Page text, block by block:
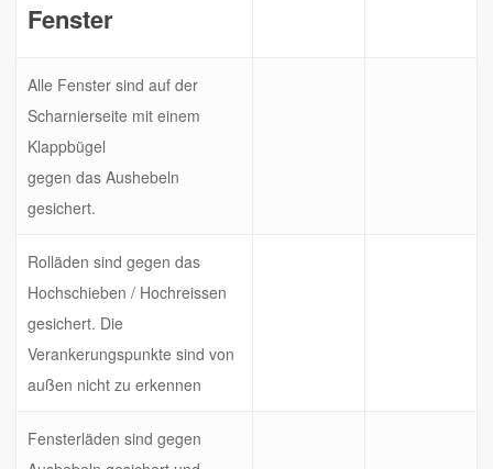
Fenster
Alle Fenster sind auf der
Scharnierseite mit einem
Klappbügel
gegen das Aushebeln
gesichert.
Rolläden sind gegen das
Hochschieben / Hochreissen
gesichert. Die
Verankerungspunkte sind von
außen nicht zu erkennen
Fensterläden sind gegen